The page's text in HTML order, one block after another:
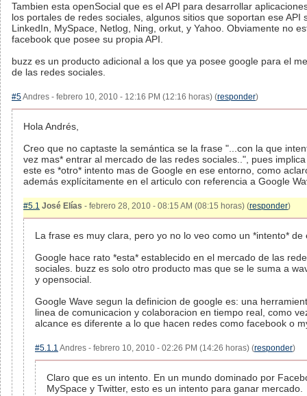
Tambien esta openSocial que es el API para desarrollar
los portales de redes sociales, algunos sitios que soportan ese API
LinkedIn, MySpace, Netlog, Ning, orkut, y Yahoo. Obviamente no
facebook que posee su propia API.
buzz es un producto adicional a los que ya posee google para el
de las redes sociales.
#5Andres - febrero 10, 2010 - 12:16 PM (12:16 horas) (responder)
Hola Andrés,
Creo que no captaste la semántica se la frase "...con la que
vez mas* entrar al mercado de las redes sociales..", pues
este es *otro* intento mas de Google en ese entorno, como
además explícitamente en el articulo con referencia a Google
#5.1 José Elías - febrero 28, 2010 - 08:15 AM (08:15 horas) (responder)
La frase es muy clara, pero yo no lo veo como un *intento* de
Google hace rato *esta* establecido en el mercado de las
sociales. buzz es solo otro producto mas que se le suma a
y opensocial.
Google Wave segun la definicion de google es: una
linea de comunicacion y colaboracion en tiempo real, como
alcance es diferente a lo que hacen redes como facebook o
#5.1.1 Andres - febrero 10, 2010 - 02:26 PM (14:26 horas) (responder)
Claro que es un intento. En un mundo dominado por
MySpace y Twitter, esto es un intento para ganar mercado.